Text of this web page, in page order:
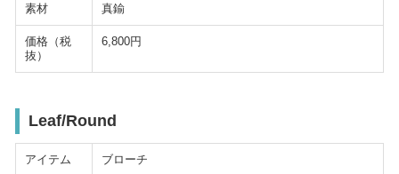
素材 真鍮
価格（税
抜）
6,800円
Leaf/Round
アイテム ブローチ